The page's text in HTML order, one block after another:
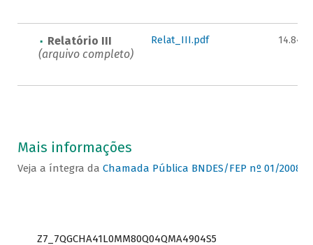
Relatório III
(arquivo completo)
Relat_III.pdf
Mais informações
Veja a íntegra da Chamada Pública BNDES/FEP nº 01/2008
Z7_7QGCHA41L0MM80Q04QMA4904S5